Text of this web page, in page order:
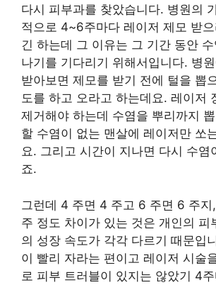
다시 피부과를 찾았습니다. 병원의
적으로 4~6주마다 레이저 제모 받
긴 하는데 그 이유는 그 기간 동안
나기를 기다리기 위해서입니다. 병
받아보면 제모를 받기 전에 털을 뽑
도를 하고 오라고 하는데요. 레이저
제거해야 하는데 수염을 뿌리까지
할 수염이 없는 맨살에 레이저만 쏘
요. 그리고 시간이 지나면 다시 수염
죠.
그런데 4 주면 4 주고 6 주면 6 주
주 정도 차이가 있는 것은 개인의 피
의 성장 속도가 각각 다르기 때문입
이 빨리 자라는 편이고 레이저 시술
로 피부 트러블이 있지는 않았기 4